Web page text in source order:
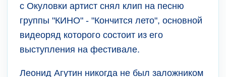
с Окуловки артист снял клип на песню
группы "КИНО" - "Кончится лето", основной
видеоряд которого состоит из его
выступления на фестивале.
Леонид Агутин никогда не был заложником